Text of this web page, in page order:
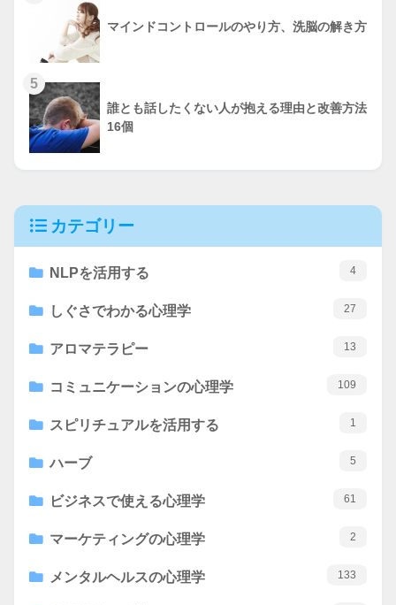
マインドコントロールのやり方、洗脳の解き方
5
誰とも話したくない人が抱える理由と改善方法
16個
カテゴリー
NLPを活用する 4
しぐさでわかる心理学 27
アロマテラピー 13
コミュニケーションの心理学 109
スピリチュアルを活用する 1
ハーブ 5
ビジネスで使える心理学 61
マーケティングの心理学 2
メンタルヘルスの心理学 133